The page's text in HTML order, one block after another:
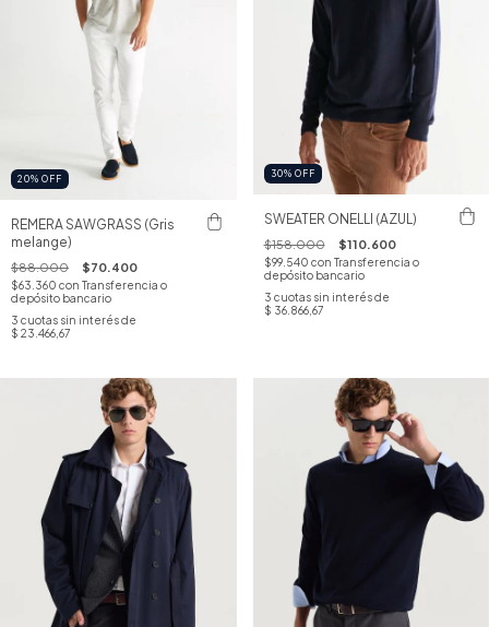
20% OFF
REMERA SAWGRASS (Gris
melange)
$88.000 $70.400
$63.360 con Transferencia o
depósito bancario
3 cuotas sin interés de
$ 23.466,67
30% OFF
SWEATER ONELLI (AZUL)
$158.000 $110.600
$99.540 con Transferencia o
depósito bancario
3 cuotas sin interés de
$ 36.866,67